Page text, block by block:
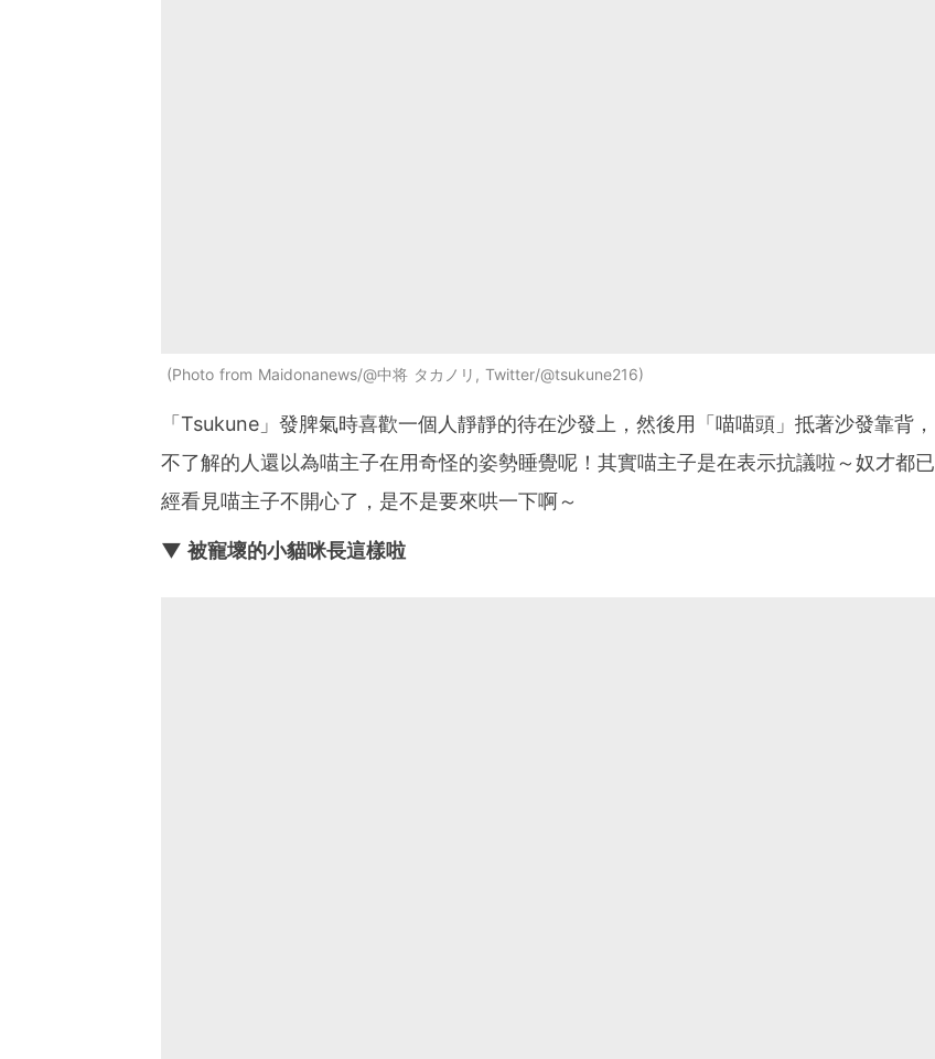
Photo from Maidonanews/@中将 タカノリ, Twitter/@tsukune216
「Tsukune」發脾氣時喜歡一個人靜靜的待在沙發上，然後用「喵喵頭」抵著沙發靠背，
不了解的人還以為喵主子在用奇怪的姿勢睡覺呢！其實喵主子是在表示抗議啦～奴才都已
經看見喵主子不開心了，是不是要來哄一下啊～
▼ 被寵壞的小貓咪長這樣啦